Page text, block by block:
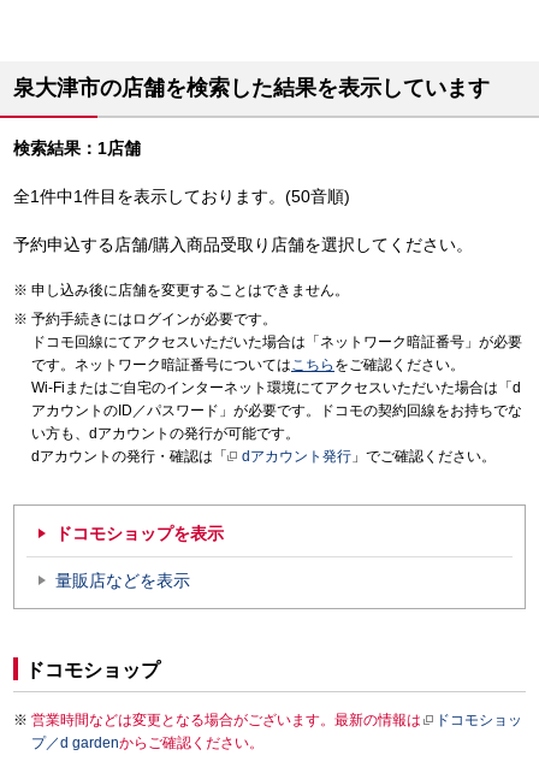
泉大津市の店舗を検索した結果を表示しています
検索結果：1店舗
全1件中1件目を表示しております。(50音順)
予約申込する店舗/購入商品受取り店舗を選択してください。
申し込み後に店舗を変更することはできません。
予約手続きにはログインが必要です。
ドコモ回線にてアクセスいただいた場合は「ネットワーク暗証番号」が必要
です。ネットワーク暗証番号についてはこちら をご確認ください。
Wi-Fiまたはご自宅のインターネット環境にてアクセスいただいた場合は「d
アカウントのID／パスワード」が必要です。ドコモの契約回線をお持ちでな
い方も、dアカウントの発行が可能です。
dアカウントの発行・確認は「
dアカウント発行 」でご確認ください。
ドコモショップを表示
量販店などを表示
ドコモショップ
営業時間などは変更となる場合がございます。最新の情報は
ドコモショッ
プ／d gardenからご確認ください。